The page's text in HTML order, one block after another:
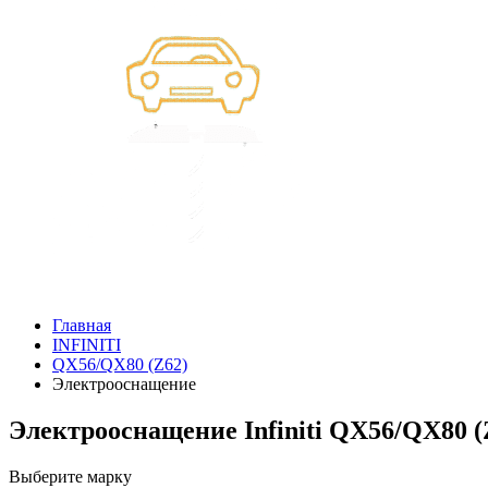
Главная
INFINITI
QX56/QX80 (Z62)
Электрооснащение
Электрооснащение Infiniti QX56/QX80
Выберите марку